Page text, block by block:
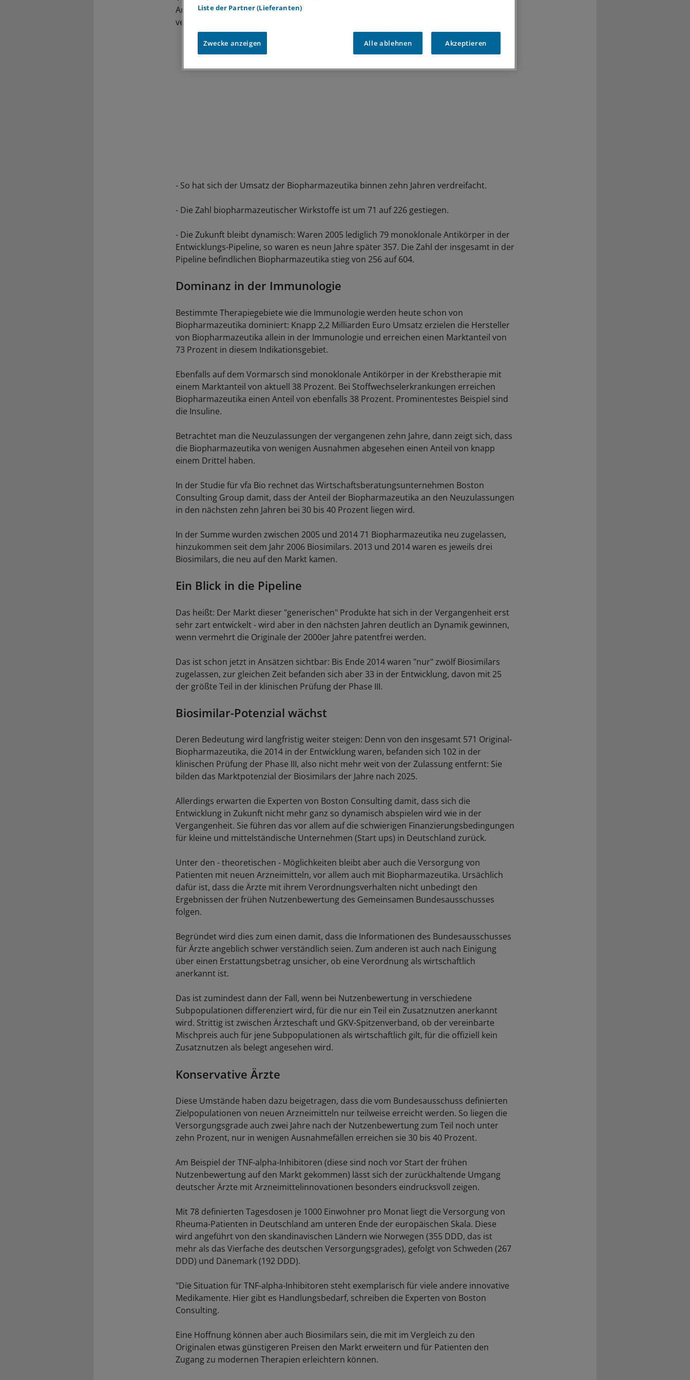
Arzneimittelversorgung erheblich verändert - chemisch definierte Arzneimittel
verlieren zugunsten von Biopharmazeutika kontinuierlich an Bedeutung:
- So hat sich der Umsatz der Biopharmazeutika binnen zehn Jahren verdreifacht.
- Die Zahl biopharmazeutischer Wirkstoffe ist um 71 auf 226 gestiegen.
- Die Zukunft bleibt dynamisch: Waren 2005 lediglich 79 monoklonale Antikörper in der
Entwicklungs-Pipeline, so waren es neun Jahre später 357. Die Zahl der insgesamt in der
Pipeline befindlichen Biopharmazeutika stieg von 256 auf 604.
Dominanz in der Immunologie
Bestimmte Therapiegebiete wie die Immunologie werden heute schon von
Biopharmazeutika dominiert: Knapp 2,2 Milliarden Euro Umsatz erzielen die Hersteller
von Biopharmazeutika allein in der Immunologie und erreichen einen Marktanteil von
73 Prozent in diesem Indikationsgebiet.
Ebenfalls auf dem Vormarsch sind monoklonale Antikörper in der Krebstherapie mit
einem Marktanteil von aktuell 38 Prozent. Bei Stoffwechselerkrankungen erreichen
Biopharmazeutika einen Anteil von ebenfalls 38 Prozent. Prominentestes Beispiel sind
die Insuline.
Betrachtet man die Neuzulassungen der vergangenen zehn Jahre, dann zeigt sich, dass
die Biopharmazeutika von wenigen Ausnahmen abgesehen einen Anteil von knapp
einem Drittel haben.
In der Studie für vfa Bio rechnet das Wirtschaftsberatungsunternehmen Boston
Consulting Group damit, dass der Anteil der Biopharmazeutika an den Neuzulassungen
in den nächsten zehn Jahren bei 30 bis 40 Prozent liegen wird.
In der Summe wurden zwischen 2005 und 2014 71 Biopharmazeutika neu zugelassen,
hinzukommen seit dem Jahr 2006 Biosimilars. 2013 und 2014 waren es jeweils drei
Biosimilars, die neu auf den Markt kamen.
Ein Blick in die Pipeline
Das heißt: Der Markt dieser "generischen" Produkte hat sich in der Vergangenheit erst
sehr zart entwickelt - wird aber in den nächsten Jahren deutlich an Dynamik gewinnen,
wenn vermehrt die Originale der 2000er Jahre patentfrei werden.
Das ist schon jetzt in Ansätzen sichtbar: Bis Ende 2014 waren "nur" zwölf Biosimilars
zugelassen, zur gleichen Zeit befanden sich aber 33 in der Entwicklung, davon mit 25
der größte Teil in der klinischen Prüfung der Phase III.
Biosimilar-Potenzial wächst
Deren Bedeutung wird langfristig weiter steigen: Denn von den insgesamt 571 Original-
Biopharmazeutika, die 2014 in der Entwicklung waren, befanden sich 102 in der
klinischen Prüfung der Phase III, also nicht mehr weit von der Zulassung entfernt: Sie
bilden das Marktpotenzial der Biosimilars der Jahre nach 2025.
Allerdings erwarten die Experten von Boston Consulting damit, dass sich die
Entwicklung in Zukunft nicht mehr ganz so dynamisch abspielen wird wie in der
Vergangenheit. Sie führen das vor allem auf die schwierigen Finanzierungsbedingungen
für kleine und mittelständische Unternehmen (Start ups) in Deutschland zurück.
Unter den - theoretischen - Möglichkeiten bleibt aber auch die Versorgung von
Patienten mit neuen Arzneimitteln, vor allem auch mit Biopharmazeutika. Ursächlich
dafür ist, dass die Ärzte mit ihrem Verordnungsverhalten nicht unbedingt den
Ergebnissen der frühen Nutzenbewertung des Gemeinsamen Bundesausschusses
folgen.
Begründet wird dies zum einen damit, dass die Informationen des Bundesausschusses
für Ärzte angeblich schwer verständlich seien. Zum anderen ist auch nach Einigung
über einen Erstattungsbetrag unsicher, ob eine Verordnung als wirtschaftlich
anerkannt ist.
Das ist zumindest dann der Fall, wenn bei Nutzenbewertung in verschiedene
Subpopulationen differenziert wird, für die nur ein Teil ein Zusatznutzen anerkannt
wird. Strittig ist zwischen Ärzteschaft und GKV-Spitzenverband, ob der vereinbarte
Mischpreis auch für jene Subpopulationen als wirtschaftlich gilt, für die offiziell kein
Zusatznutzen als belegt angesehen wird.
Konservative Ärzte
Diese Umstände haben dazu beigetragen, dass die vom Bundesausschuss definierten
Zielpopulationen von neuen Arzneimitteln nur teilweise erreicht werden. So liegen die
Versorgungsgrade auch zwei Jahre nach der Nutzenbewertung zum Teil noch unter
zehn Prozent, nur in wenigen Ausnahmefällen erreichen sie 30 bis 40 Prozent.
Am Beispiel der TNF-alpha-Inhibitoren (diese sind noch vor Start der frühen
Nutzenbewertung auf den Markt gekommen) lässt sich der zurückhaltende Umgang
deutscher Ärzte mit Arzneimittelinnovationen besonders eindrucksvoll zeigen.
Mit 78 definierten Tagesdosen je 1000 Einwohner pro Monat liegt die Versorgung von
Rheuma-Patienten in Deutschland am unteren Ende der europäischen Skala. Diese
wird angeführt von den skandinavischen Ländern wie Norwegen (355 DDD, das ist
mehr als das Vierfache des deutschen Versorgungsgrades), gefolgt von Schweden (267
DDD) und Dänemark (192 DDD).
"Die Situation für TNF-alpha-Inhibitoren steht exemplarisch für viele andere innovative
Medikamente. Hier gibt es Handlungsbedarf, schreiben die Experten von Boston
Consulting.
Eine Hoffnung können aber auch Biosimilars sein, die mit im Vergleich zu den
Originalen etwas günstigeren Preisen den Markt erweitern und für Patienten den
Zugang zu modernen Therapien erleichtern können.
Liste der Partner (Lieferanten)
Zwecke anzeigen Alle ablehnen Akzeptieren